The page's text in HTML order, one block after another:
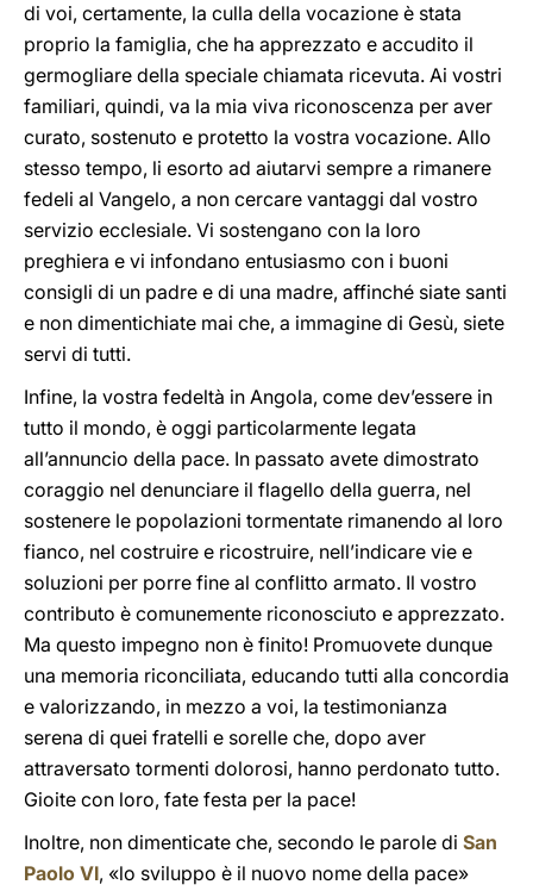
di voi, certamente, la culla della vocazione è stata
proprio la famiglia, che ha apprezzato e accudito il
germogliare della speciale chiamata ricevuta. Ai vostri
familiari, quindi, va la mia viva riconoscenza per aver
curato, sostenuto e protetto la vostra vocazione. Allo
stesso tempo, li esorto ad aiutarvi sempre a rimanere
fedeli al Vangelo, a non cercare vantaggi dal vostro
servizio ecclesiale. Vi sostengano con la loro
preghiera e vi infondano entusiasmo con i buoni
consigli di un padre e di una madre, affinché siate santi
e non dimentichiate mai che, a immagine di Gesù, siete
servi di tutti.
Infine, la vostra fedeltà in Angola, come dev’essere in
tutto il mondo, è oggi particolarmente legata
all’annuncio della pace. In passato avete dimostrato
coraggio nel denunciare il flagello della guerra, nel
sostenere le popolazioni tormentate rimanendo al loro
fianco, nel costruire e ricostruire, nell’indicare vie e
soluzioni per porre fine al conflitto armato. Il vostro
contributo è comunemente riconosciuto e apprezzato.
Ma questo impegno non è finito! Promuovete dunque
una memoria riconciliata, educando tutti alla concordia
e valorizzando, in mezzo a voi, la testimonianza
serena di quei fratelli e sorelle che, dopo aver
attraversato tormenti dolorosi, hanno perdonato tutto.
Gioite con loro, fate festa per la pace!
Inoltre, non dimenticate che, secondo le parole di San
Paolo VI, «lo sviluppo è il nuovo nome della pace»